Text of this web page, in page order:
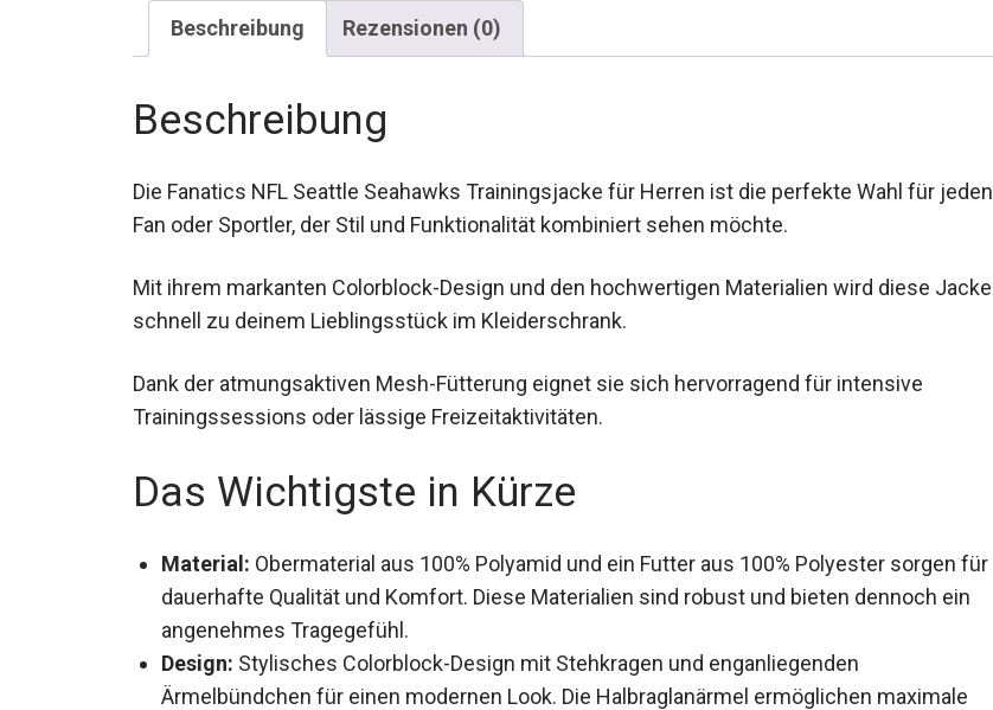
Beschreibung Rezensionen (0)
Beschreibung
Die Fanatics NFL Seattle Seahawks Trainingsjacke für Herren ist die perfekte Wahl für jeden
Fan oder Sportler, der Stil und Funktionalität kombiniert sehen möchte.
Mit ihrem markanten Colorblock-Design und den hochwertigen Materialien wird diese Jacke
schnell zu deinem Lieblingsstück im Kleiderschrank.
Dank der atmungsaktiven Mesh-Fütterung eignet sie sich hervorragend für intensive
Trainingssessions oder lässige Freizeitaktivitäten.
Das Wichtigste in Kürze
Material: Obermaterial aus 100% Polyamid und ein Futter aus 100% Polyester sorgen für
dauerhafte Qualität und Komfort. Diese Materialien sind robust und bieten dennoch ein
angenehmes Tragegefühl.
Design: Stylisches Colorblock-Design mit Stehkragen und enganliegenden
Ärmelbündchen für einen modernen Look. Die Halbraglanärmel ermöglichen maximale